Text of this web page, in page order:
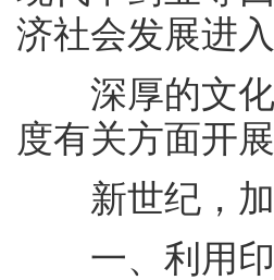
济社会发展进
深厚的文化
度有关方面开
新世纪，加
一、利用印